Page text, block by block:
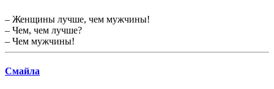
– Женщины лучше, чем мужчины!
– Чем, чем лучше?
– Чем мужчины!
Смайла